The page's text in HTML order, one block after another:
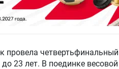
провела
23 лет. В поединке